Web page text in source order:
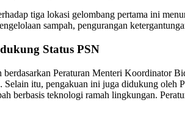
tiga lokasi gelombang pertama ini
sampah, pengurangan
Status PSN
berdasarkan Peraturan Menteri Koordinator
Selain itu, pengakuan ini juga didukung oleh
berbasis teknologi ramah lingkungan.